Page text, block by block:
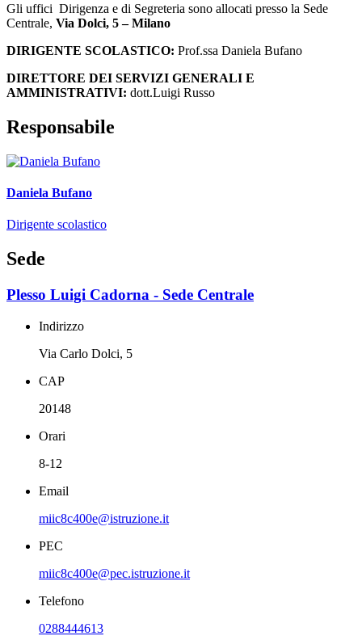
Gli uffici Dirigenza e di Segreteria sono allocati presso la Sede
Centrale, Via Dolci, 5 – Milano
DIRIGENTE SCOLASTICO: Prof.ssa Daniela Bufano
DIRETTORE DEI SERVIZI GENERALI E
AMMINISTRATIVI: dott.Luigi Russo
Responsabile
Daniela Bufano
Dirigente scolastico
Sede
Plesso Luigi Cadorna - Sede Centrale
Indirizzo
Via Carlo Dolci, 5
CAP
20148
Orari
8-12
Email
miic8c400e@istruzione.it
PEC
miic8c400e@pec.istruzione.it
Telefono
0288444613